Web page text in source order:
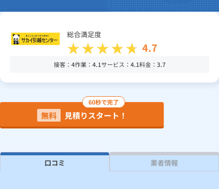
引越し業者ランキング
引越し見積りシミュレーション
見積り依頼
Daigasコラム
総合満足度
4.7
接客： 4作業： 4.1サービス： 4.1料金： 3.7
60秒で完了
無料 見積りスタート！
口コミ 業者情報